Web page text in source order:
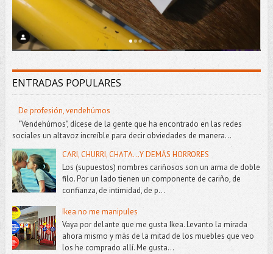
ENTRADAS POPULARES
De profesión, vendehúmos
"Vendehúmos", dícese de la gente que ha encontrado en las redes
sociales un altavoz increíble para decir obviedades de manera...
CARI, CHURRI, CHATA...Y DEMÁS HORRORES
Los (supuestos) nombres cariñosos son un arma de doble
filo. Por un lado tienen un componente de cariño, de
confianza, de intimidad, de p...
Ikea no me manipules
Vaya por delante que me gusta Ikea. Levanto la mirada
ahora mismo y más de la mitad de los muebles que veo
los he comprado allí. Me gusta...